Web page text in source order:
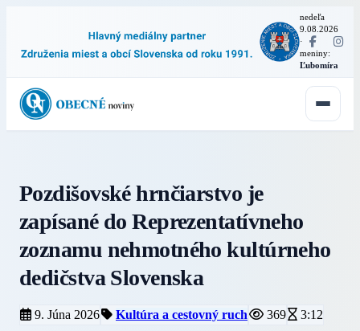
nedeľa
9.08.2026
·
meniny:
Ľubomíra
Pozdišovské hrnčiarstvo je
zapísané do Reprezentatívneho
zoznamu nehmotného kultúrneho
dedičstva Slovenska
9. Júna 2026 Kultúra a cestovný ruch 369 3:12